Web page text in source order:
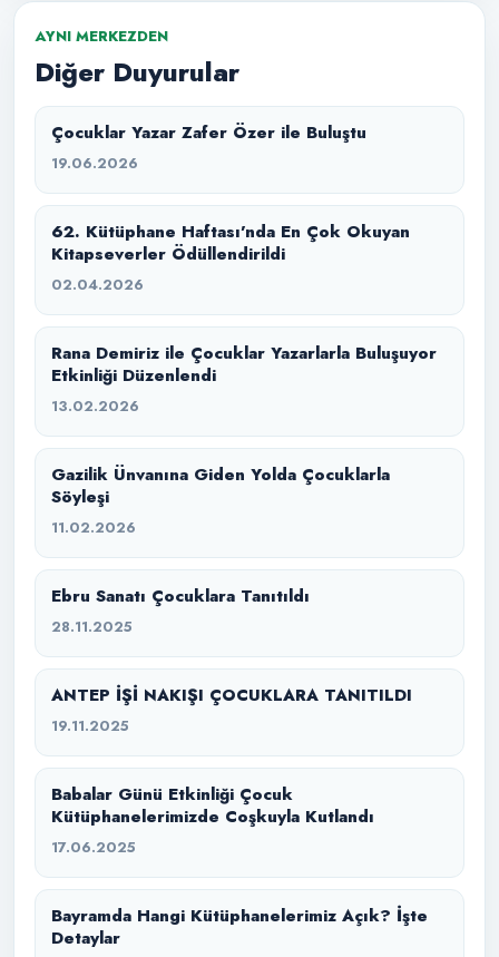
AYNI MERKEZDEN
Diğer Duyurular
Çocuklar Yazar Zafer Özer ile Buluştu
19.06.2026
62. Kütüphane Haftası’nda En Çok Okuyan
Kitapseverler Ödüllendirildi
02.04.2026
Rana Demiriz ile Çocuklar Yazarlarla Buluşuyor
Etkinliği Düzenlendi
13.02.2026
Gazilik Ünvanına Giden Yolda Çocuklarla
Söyleşi
11.02.2026
Ebru Sanatı Çocuklara Tanıtıldı
28.11.2025
ANTEP İŞİ NAKIŞI ÇOCUKLARA TANITILDI
19.11.2025
Babalar Günü Etkinliği Çocuk
Kütüphanelerimizde Coşkuyla Kutlandı
17.06.2025
Bayramda Hangi Kütüphanelerimiz Açık? İşte
Detaylar